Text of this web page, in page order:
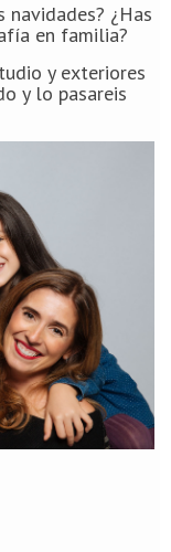
navidades? ¿Has
en familia?
y exteriores
y lo pasareis